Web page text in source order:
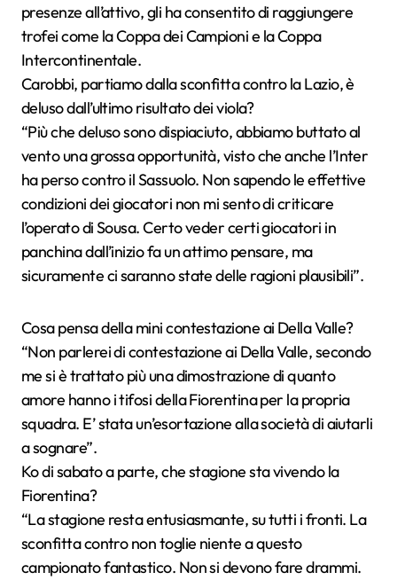
presenze all’attivo, gli ha consentito di raggiungere
trofei come la Coppa dei Campioni e la Coppa
Intercontinentale.
Carobbi, partiamo dalla sconfitta contro la Lazio, è
deluso dall’ultimo risultato dei viola?
“Più che deluso sono dispiaciuto, abbiamo buttato al
vento una grossa opportunità, visto che anche l’Inter
ha perso contro il Sassuolo. Non sapendo le effettive
condizioni dei giocatori non mi sento di criticare
l’operato di Sousa. Certo veder certi giocatori in
panchina dall’inizio fa un attimo pensare, ma
sicuramente ci saranno state delle ragioni plausibili”.
Cosa pensa della mini contestazione ai Della Valle?
“Non parlerei di contestazione ai Della Valle, secondo
me si è trattato più una dimostrazione di quanto
amore hanno i tifosi della Fiorentina per la propria
squadra. E’ stata un’esortazione alla società di aiutarli
a sognare”.
Ko di sabato a parte, che stagione sta vivendo la
Fiorentina?
“La stagione resta entusiasmante, su tutti i fronti. La
sconfitta contro non toglie niente a questo
campionato fantastico. Non si devono fare drammi.